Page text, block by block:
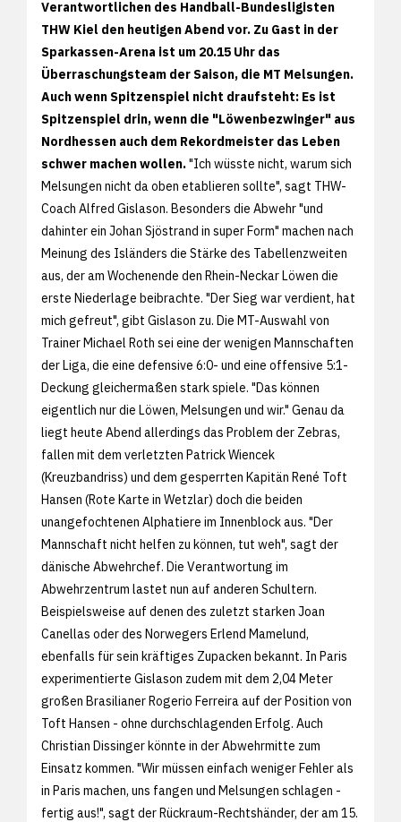
Verantwortlichen des Handball-Bundesligisten
THW Kiel den heutigen Abend vor. Zu Gast in der
Sparkassen-Arena ist um 20.15 Uhr das
Überraschungsteam der Saison, die MT Melsungen.
Auch wenn Spitzenspiel nicht draufsteht: Es ist
Spitzenspiel drin, wenn die "Löwenbezwinger" aus
Nordhessen auch dem Rekordmeister das Leben
schwer machen wollen."Ich wüsste nicht, warum sich
Melsungen nicht da oben etablieren sollte", sagt THW-
Coach Alfred Gislason. Besonders die Abwehr "und
dahinter ein Johan Sjöstrand in super Form" machen nach
Meinung des Isländers die Stärke des Tabellenzweiten
aus, der am Wochenende den Rhein-Neckar Löwen die
erste Niederlage beibrachte. "Der Sieg war verdient, hat
mich gefreut", gibt Gislason zu. Die MT-Auswahl von
Trainer Michael Roth sei eine der wenigen Mannschaften
der Liga, die eine defensive 6:0- und eine offensive 5:1-
Deckung gleichermaßen stark spiele. "Das können
eigentlich nur die Löwen, Melsungen und wir." Genau da
liegt heute Abend allerdings das Problem der Zebras,
fallen mit dem verletzten Patrick Wiencek
(Kreuzbandriss) und dem gesperrten Kapitän René Toft
Hansen (Rote Karte in Wetzlar) doch die beiden
unangefochtenen Alphatiere im Innenblock aus. "Der
Mannschaft nicht helfen zu können, tut weh", sagt der
dänische Abwehrchef. Die Verantwortung im
Abwehrzentrum lastet nun auf anderen Schultern.
Beispielsweise auf denen des zuletzt starken Joan
Canellas oder des Norwegers Erlend Mamelund,
ebenfalls für sein kräftiges Zupacken bekannt. In Paris
experimentierte Gislason zudem mit dem 2,04 Meter
großen Brasilianer Rogerio Ferreira auf der Position von
Toft Hansen - ohne durchschlagenden Erfolg. Auch
Christian Dissinger könnte in der Abwehrmitte zum
Einsatz kommen. "Wir müssen einfach weniger Fehler als
in Paris machen, uns fangen und Melsungen schlagen -
fertig aus!", sagt der Rückraum-Rechtshänder, der am 15.